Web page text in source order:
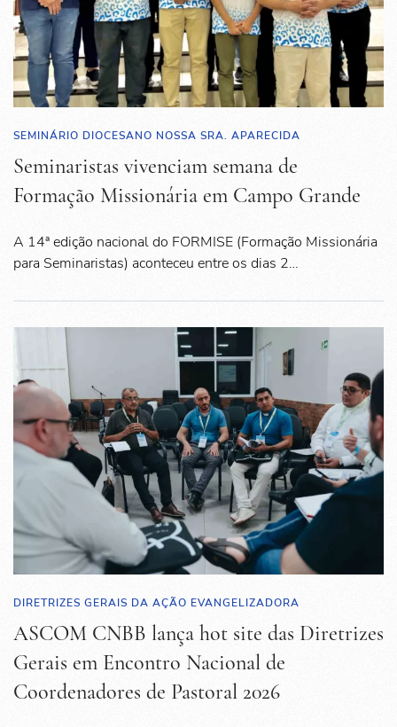
SEMINÁRIO DIOCESANO NOSSA SRA. APARECIDA
Seminaristas vivenciam semana de
Formação Missionária em Campo Grande
A 14ª edição nacional do FORMISE (Formação Missionária
para Seminaristas) aconteceu entre os dias 2…
DIRETRIZES GERAIS DA AÇÃO EVANGELIZADORA
ASCOM CNBB lança hot site das Diretrizes
Gerais em Encontro Nacional de
Coordenadores de Pastoral 2026